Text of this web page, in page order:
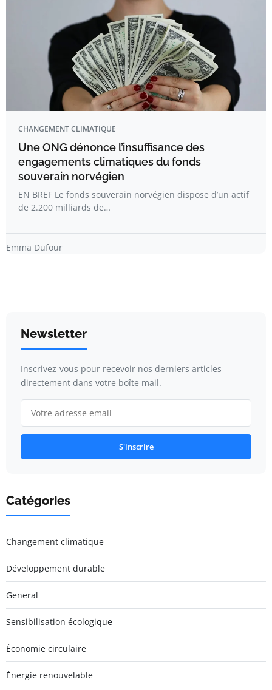
CHANGEMENT CLIMATIQUE
Une ONG dénonce l’insuffisance des
engagements climatiques du fonds
souverain norvégien
EN BREF Le fonds souverain norvégien dispose d’un actif
de 2.200 milliards de…
Emma Dufour
Newsletter
Inscrivez-vous pour recevoir nos derniers articles
directement dans votre boîte mail.
S'inscrire
Catégories
Changement climatique
Développement durable
General
Sensibilisation écologique
Économie circulaire
Énergie renouvelable